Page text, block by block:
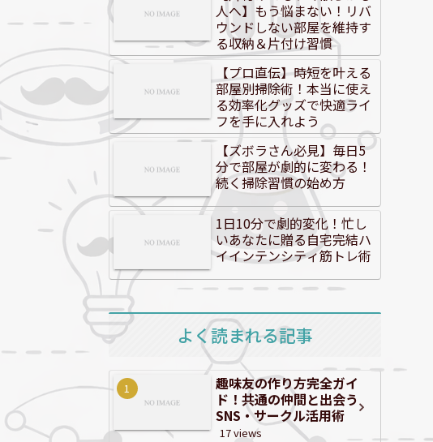
人へ】もう悩まない！リバ
ウンドしない部屋を維持す
る収納＆片付け習慣
【プロ直伝】時短を叶える
部屋別掃除術！本当に使え
る効率化グッズで快適ライ
フを手に入れよう
【ズボラさん必見】毎日5
分で部屋が劇的に変わる！
続く掃除習慣の始め方
1日10分で劇的変化！忙し
いあなたに贈る自宅完結ハ
イインテンシティ筋トレ術
よく読まれる記事
趣味友の作り方完全ガイ
ド！共通の仲間と出会う
SNS・サークル活用術
17 views